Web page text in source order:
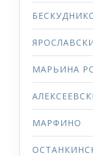
МАРЬИНА
МАРФИНО